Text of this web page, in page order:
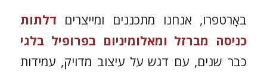
באָרטפרו, אנחנו מתכננים ומייצרים דלתות
כניסה מברזל ומאלומיניום בפרופיל בלגי
כבר שנים, עם דגש על עיצוב מדויק, עמידות